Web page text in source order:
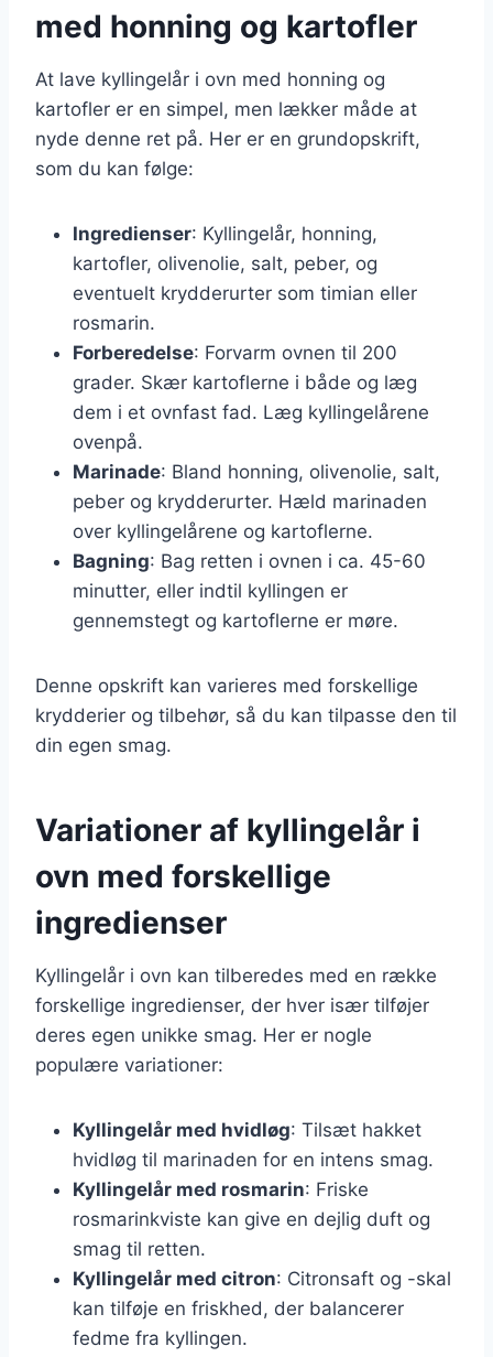
med honning og kartofler
At lave kyllingelår i ovn med honning og
kartofler er en simpel, men lækker måde at
nyde denne ret på. Her er en grundopskrift,
som du kan følge:
Ingredienser: Kyllingelår, honning,
kartofler, olivenolie, salt, peber, og
eventuelt krydderurter som timian eller
rosmarin.
Forberedelse: Forvarm ovnen til 200
grader. Skær kartoflerne i både og læg
dem i et ovnfast fad. Læg kyllingelårene
ovenpå.
Marinade: Bland honning, olivenolie, salt,
peber og krydderurter. Hæld marinaden
over kyllingelårene og kartoflerne.
Bagning: Bag retten i ovnen i ca. 45-60
minutter, eller indtil kyllingen er
gennemstegt og kartoflerne er møre.
Denne opskrift kan varieres med forskellige
krydderier og tilbehør, så du kan tilpasse den til
din egen smag.
Variationer af kyllingelår i
ovn med forskellige
ingredienser
Kyllingelår i ovn kan tilberedes med en række
forskellige ingredienser, der hver især tilføjer
deres egen unikke smag. Her er nogle
populære variationer:
Kyllingelår med hvidløg: Tilsæt hakket
hvidløg til marinaden for en intens smag.
Kyllingelår med rosmarin: Friske
rosmarinkviste kan give en dejlig duft og
smag til retten.
Kyllingelår med citron: Citronsaft og -skal
kan tilføje en friskhed, der balancerer
fedme fra kyllingen.